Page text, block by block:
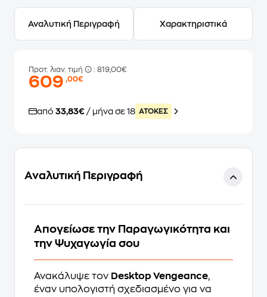
Αναλυτική Περιγραφή Χαρακτηριστικά
Προτ. λιαν. τιμή : 819,00€
609,00€
από 33,83€ / μήνα σε 18 ATOKEΣ
Αναλυτική Περιγραφή
Απογείωσε την Παραγωγικότητα και
την Ψυχαγωγία σου
Ανακάλυψε τον Desktop Vengeance,
έναν υπολογιστή σχεδιασμένο για να